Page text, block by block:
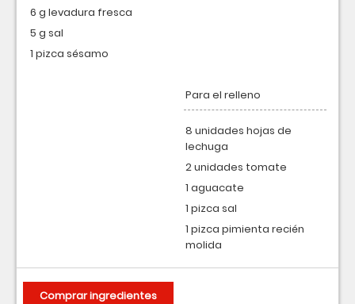
6 g levadura fresca
5 g sal
1 pizca sésamo
Para el relleno
8 unidades hojas de
lechuga
2 unidades tomate
1 aguacate
1 pizca sal
1 pizca pimienta recién
molida
Comprar ingredientes